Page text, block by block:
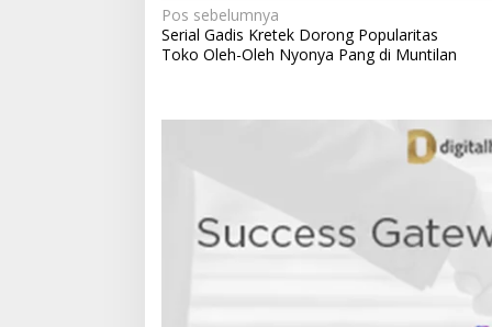
N
a
i
Pos sebelumnya
Serial Gadis Kretek Dorong Popularitas
Toko Oleh-Oleh Nyonya Pang di Muntilan